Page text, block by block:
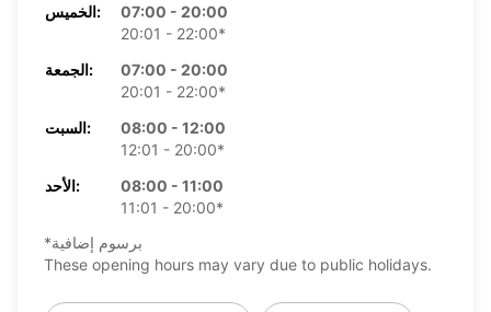
الخميس:
07:00 - 20:00
20:01 - 22:00*
الجمعة:
07:00 - 20:00
20:01 - 22:00*
السبت:
08:00 - 12:00
12:01 - 20:00*
الأحد:
08:00 - 11:00
11:01 - 20:00*
*برسوم إضافية
These opening hours may vary due to public holidays.